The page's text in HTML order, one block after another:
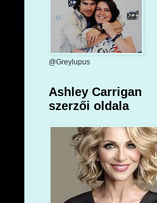
@Greylupus
Ashley Carrigan
szerzői oldala